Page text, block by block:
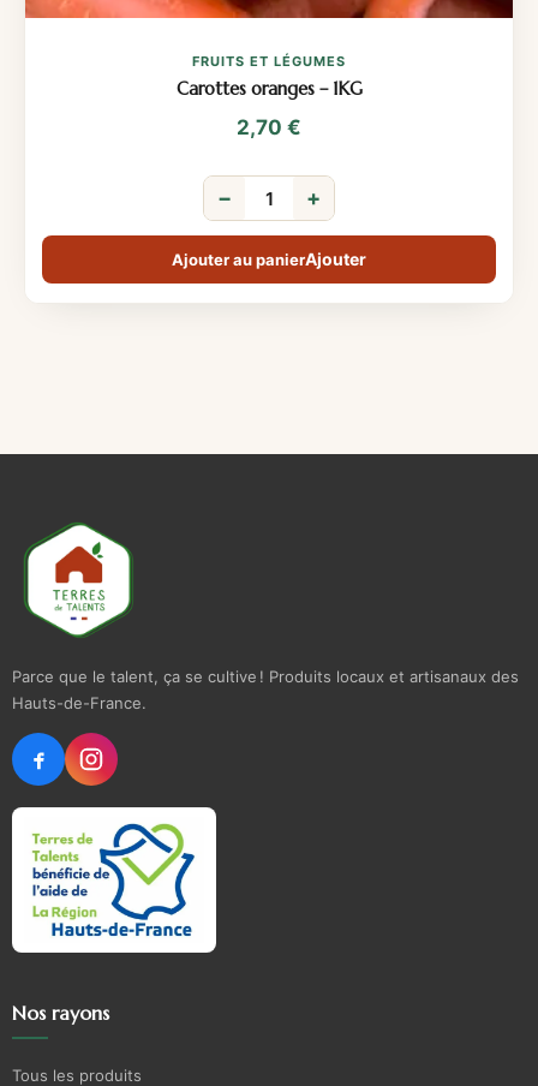
FRUITS ET LÉGUMES
Carottes oranges – 1KG
2,70 €
− +
Ajouter au panier
Parce que le talent, ça se cultive ! Produits locaux et artisanaux des
Hauts-de-France.
Nos rayons
Tous les produits